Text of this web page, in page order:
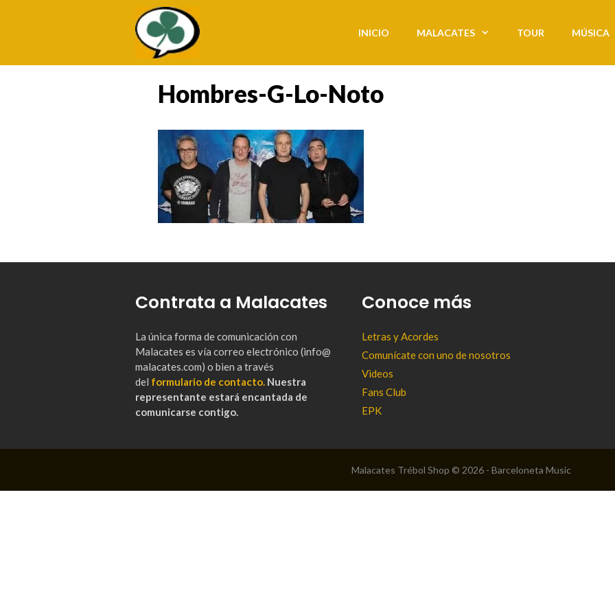
INICIO MALACATES TOUR MÚSICA
Hombres-G-Lo-Noto
Contrata a Malacates
La única forma de comunicación con
Malacates es vía correo electrónico (info@
malacates.com) o bien a través
del formulario de contacto. Nuestra
representante estará encantada de
comunicarse contigo.
Conoce más
Letras y Acordes
Comunícate con uno de nosotros
Videos
Fans Club
EPK
Malacates Trébol Shop © 2026 - Barceloneta Music